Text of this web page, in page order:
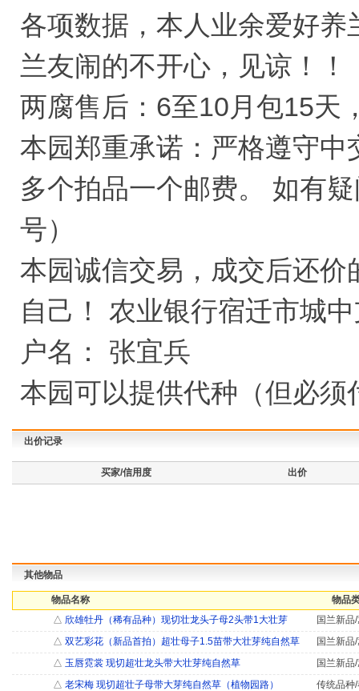
各项数据，本人业余爱好
兰友闹的不开心，见谅！！
两腐售后：6至10月包15天
本园郑重承诺：严格遵守中
多个拍品一个邮费。 如有
号）
本园诚信交易，成交后还
自己！ 农业银行宿迁市城
户名： 张宜兵
本园可以提供代种（但必
出价记录
买家/信用度 出价
其他物品
物品名称
物品
△ 欣雄牡丹（稀有品种）现切壮龙头子母2头带1大壮芽
国兰新品
△ 双艺彩花（新品首拍）超壮母子1.5苗带大壮芽纯自然草
国兰新品
△ 玉唇霓裳 现切超壮龙头带大壮芽纯自然草
国兰新品
△ 老宋梅 现切超壮子母带大芽纯自然草（植物园路）
传统品种